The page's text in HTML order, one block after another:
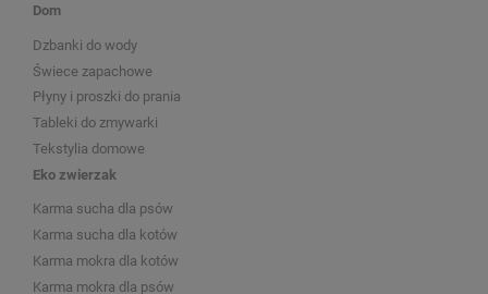
Dom
Dzbanki do wody
Świece zapachowe
Płyny i proszki do prania
Tableki do zmywarki
Tekstylia domowe
Eko zwierzak
Karma sucha dla psów
Karma sucha dla kotów
Karma mokra dla kotów
Karma mokra dla psów